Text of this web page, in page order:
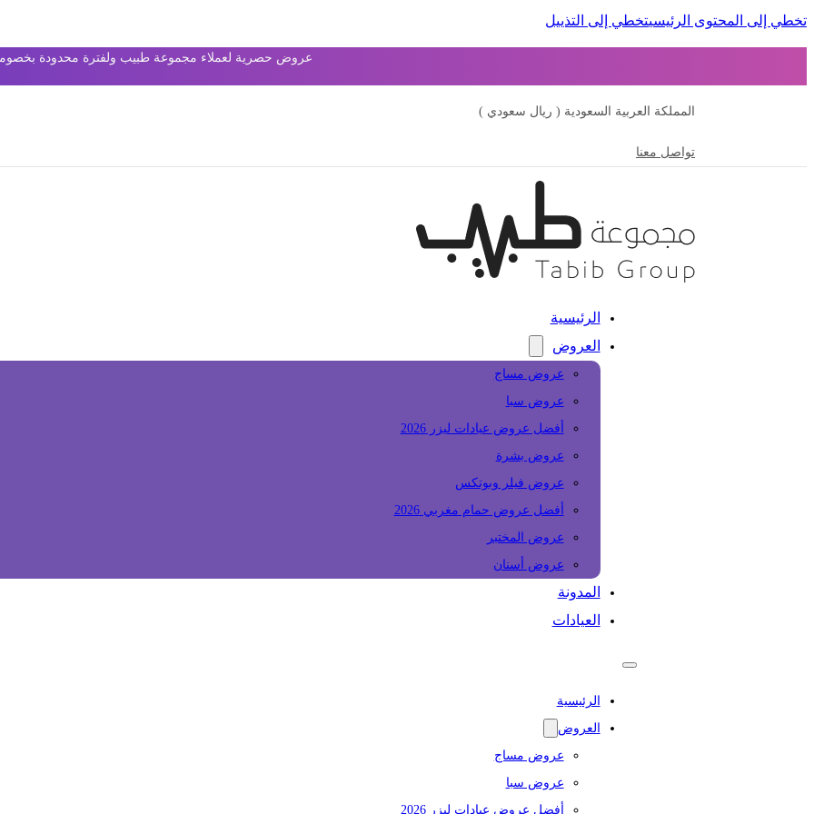
تخطي إلى المحتوى الرئيسيتخطي إلى التذييل
عروض حصرية لعملاء مجموعة طبيب ولفترة محدودة
المملكة العربية السعودية ( ريال سعودي )
تواصل معنا
الرئيسية
العروض
عروض مساج
عروض سبا
أفضل عروض عيادات ليزر 2026
عروض بشرة
عروض فيلر وبوتكس
أفضل عروض حمام مغربي 2026
عروض المختبر
عروض أسنان
المدونة
العيادات
الرئيسية
العروض
عروض مساج
عروض سبا
أفضل عروض عيادات ليزر 2026